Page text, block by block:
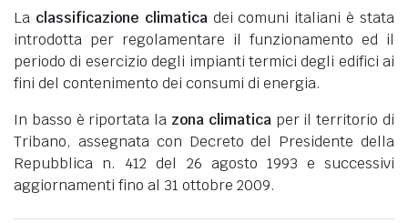
La classificazione climaticadei comuni italiani è stata
introdotta per regolamentare il funzionamento ed il
periodo di esercizio degli impianti termici degli edifici ai
fini del contenimento dei consumi di energia.
In basso è riportata la zona climaticaper il territorio di
Tribano, assegnata con Decreto del Presidente della
Repubblica n. 412 del 26 agosto 1993 e successivi
aggiornamenti fino al 31 ottobre 2009.